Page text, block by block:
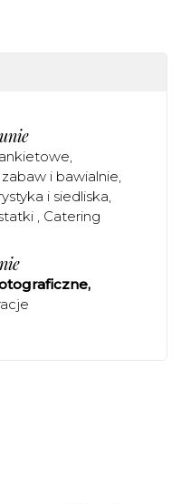
zabaw i bawialnie
i siedliska
Catering